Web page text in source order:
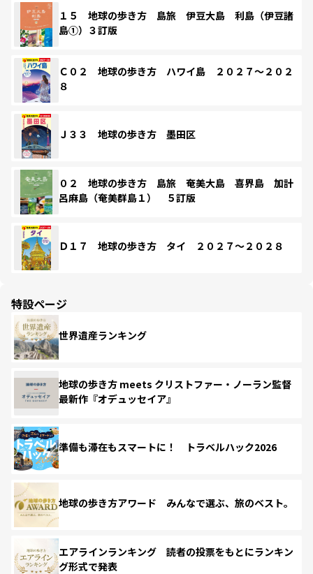
１５ 地球の歩き方 島旅 伊豆大島 利島（伊豆諸
島①）３訂版
Ｃ０２ 地球の歩き方 ハワイ島 ２０２７～２０２
８
Ｊ３３ 地球の歩き方 墨田区
０２ 地球の歩き方 島旅 奄美大島 喜界島 加計
呂麻島（奄美群島１） ５訂版
Ｄ１７ 地球の歩き方 タイ ２０２７～２０２８
特設ページ
世界遺産ランキング
地球の歩き方 meets クリストファー・ノーラン監督
最新作『オデュッセイア』
準備も滞在もスマートに！ トラベルハック2026
地球の歩き方アワード みんなで選ぶ、旅のベスト。
エアラインランキング 読者の投票をもとにランキン
グ形式で発表